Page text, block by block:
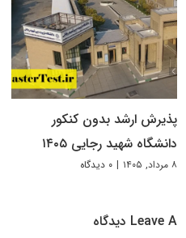
پذیرش ارشد بدون کنکور
دانشگاه شهید رجایی ۱۴۰۵
۸ مرداد, ۱۴۰۵ | ۰ دیدگاه
Leave A دیدگاه